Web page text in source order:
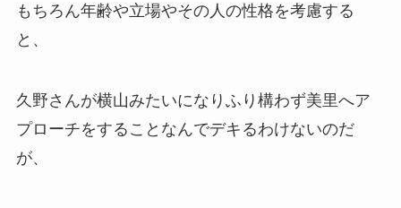
もちろん年齢や立場やその人の性格を考慮する
と、
久野さんが横山みたいになりふり構わず美里へア
プローチをすることなんでデキるわけないのだ
が、